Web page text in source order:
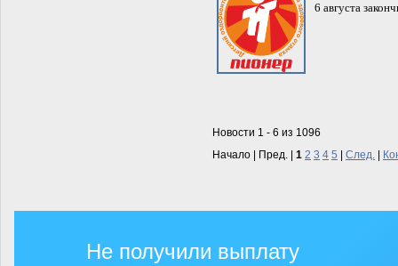
6 августа
Новости 1 - 6 из 1096
Начало | Пред. | 1 2 3 4 5 След.
Не получили выплату